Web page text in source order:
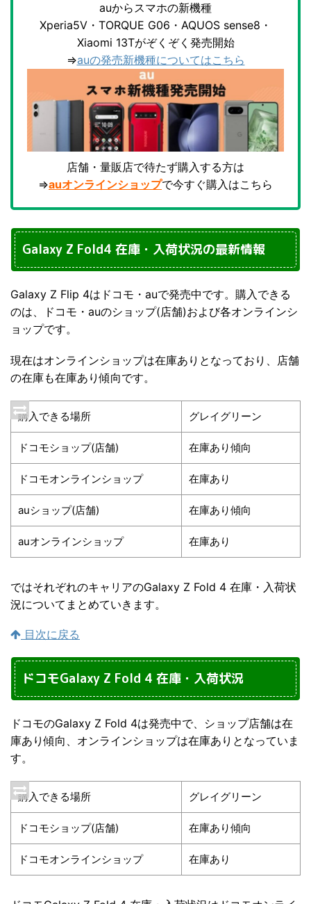
auからスマホの新機種
Xperia5V・TORQUE G06・AQUOS sense8・
Xiaomi 13Tがぞくぞく発売開始
⇒auの発売新機種についてはこちら
店舗・量販店で待たず購入する方は
⇒auオンラインショップで今すぐ購入はこちら
Galaxy Z Fold4 在庫・入荷状況の最新情報
Galaxy Z Flip 4はドコモ・auで発売中です。購入できる
のは、ドコモ・auのショップ(店舗)および各オンラインシ
ョップです。
現在はオンラインショップは在庫ありとなっており、店舗
の在庫も在庫あり傾向です。
購入できる場所 グレイグリーン
ドコモショップ(店舗) 在庫あり傾向
ドコモオンラインショップ 在庫あり
auショップ(店舗) 在庫あり傾向
auオンラインショップ 在庫あり
ではそれぞれのキャリアのGalaxy Z Fold 4 在庫・入荷状
況についてまとめていきます。
目次に戻る
ドコモGalaxy Z Fold 4 在庫・入荷状況
ドコモのGalaxy Z Fold 4は発売中で、ショップ店舗は在
庫あり傾向、オンラインショップは在庫ありとなっていま
す。
購入できる場所 グレイグリーン
ドコモショップ(店舗) 在庫あり傾向
ドコモオンラインショップ 在庫あり